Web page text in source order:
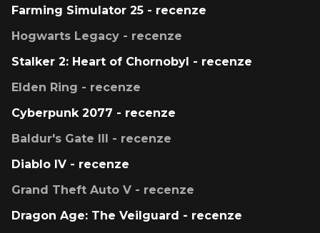
Farming Simulator 25 - recenze
Hogwarts Legacy - recenze
Stalker 2: Heart of Chornobyl - recenze
Elden Ring - recenze
Cyberpunk 2077 - recenze
Baldur's Gate III - recenze
Diablo IV - recenze
Grand Theft Auto V - recenze
Dragon Age: The Veilguard - recenze